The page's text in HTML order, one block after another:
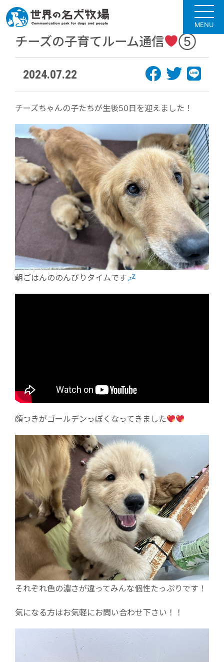
MENU
チーズの子育てルーム通信 ⑤
2024.07.22
チーズちゃんの子たちが生後50日を迎えました！
朝ごはんののんびりタイムです
顔つきがゴールデンっぽくなってきました
それぞれ色の濃さが違ってみんな個性たっぷりです！
気になる方はお気軽にお問い合わせ下さい！！